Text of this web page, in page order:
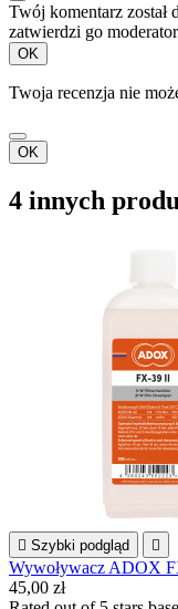
Twój komentarz
zatwierdzi go
OK
Twoja recenzja nie
OK
4 innych
 Szybki podgląd 
Wywoływacz ADOX
45,00 zł